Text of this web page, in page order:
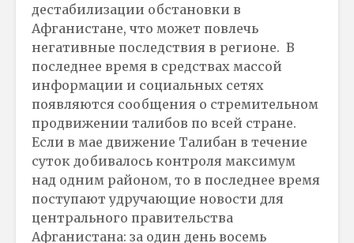
дестабилизации обстановки в
Афганистане, что может повлечь
негативные последствия в регионе. В
последнее время в средствах массой
информации и социальных сетях
появляются сообщения о стремительном
продвижении талибов по всей стране.
Если в мае движение Талибан в течение
суток добивалось контроля максимум
над одним районом, то в последнее время
поступают удручающие новости для
центрального правительства
Афганистана: за один день восемь